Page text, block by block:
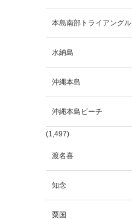
本島南部トライアングル
水納島
沖縄本島
沖縄本島ビーチ
(1,497)
渡名喜
知念
粟国